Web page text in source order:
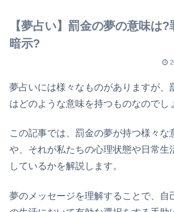
【夢占い】罰金の夢の意味は
暗示?
夢占いには様々なものがありますが、
はどのような意味を持つものなのでし
この記事では、罰金の夢が持つ様々な
や、それが私たちの心理状態や日常生
しているかを解説します。
夢のメッセージを理解することで、自